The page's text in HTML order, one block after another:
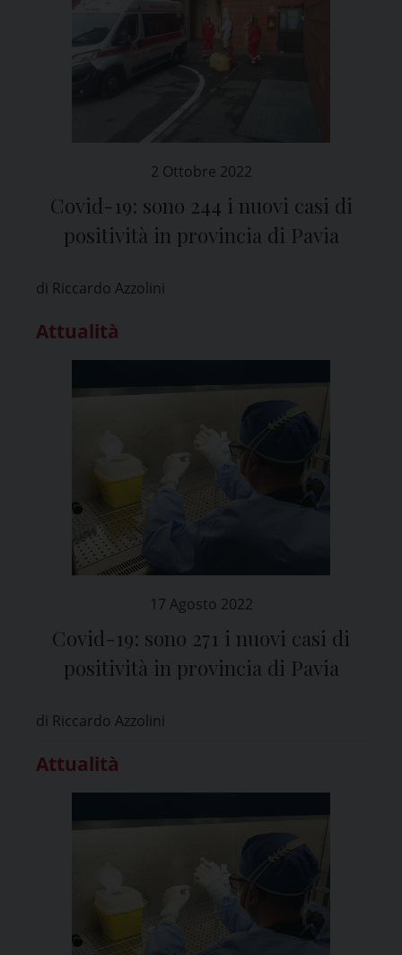
2 Ottobre 2022
Covid-19: sono 244 i nuovi casi di
positività in provincia di Pavia
di Riccardo Azzolini
Attualità
17 Agosto 2022
Covid-19: sono 271 i nuovi casi di
positività in provincia di Pavia
di Riccardo Azzolini
Attualità